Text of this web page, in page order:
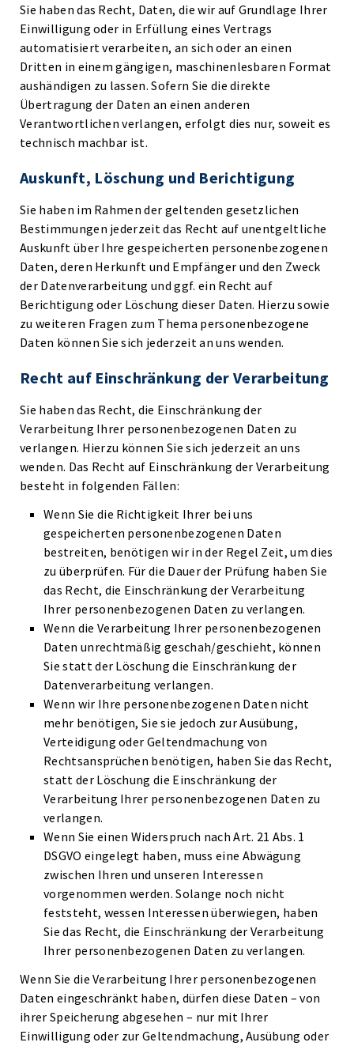
Sie haben das Recht, Daten, die wir auf Grundlage Ihrer
Einwilligung oder in Erfüllung eines Vertrags
automatisiert verarbeiten, an sich oder an einen
Dritten in einem gängigen, maschinenlesbaren Format
aushändigen zu lassen. Sofern Sie die direkte
Übertragung der Daten an einen anderen
Verantwortlichen verlangen, erfolgt dies nur, soweit es
technisch machbar ist.
Auskunft, Löschung und Berichtigung
Sie haben im Rahmen der geltenden gesetzlichen
Bestimmungen jederzeit das Recht auf unentgeltliche
Auskunft über Ihre gespeicherten personenbezogenen
Daten, deren Herkunft und Empfänger und den Zweck
der Datenverarbeitung und ggf. ein Recht auf
Berichtigung oder Löschung dieser Daten. Hierzu sowie
zu weiteren Fragen zum Thema personenbezogene
Daten können Sie sich jederzeit an uns wenden.
Recht auf Einschränkung der Verarbeitung
Sie haben das Recht, die Einschränkung der
Verarbeitung Ihrer personenbezogenen Daten zu
verlangen. Hierzu können Sie sich jederzeit an uns
wenden. Das Recht auf Einschränkung der Verarbeitung
besteht in folgenden Fällen:
Wenn Sie die Richtigkeit Ihrer bei uns
gespeicherten personenbezogenen Daten
bestreiten, benötigen wir in der Regel Zeit, um dies
zu überprüfen. Für die Dauer der Prüfung haben Sie
das Recht, die Einschränkung der Verarbeitung
Ihrer personenbezogenen Daten zu verlangen.
Wenn die Verarbeitung Ihrer personenbezogenen
Daten unrechtmäßig geschah/geschieht, können
Sie statt der Löschung die Einschränkung der
Datenverarbeitung verlangen.
Wenn wir Ihre personenbezogenen Daten nicht
mehr benötigen, Sie sie jedoch zur Ausübung,
Verteidigung oder Geltendmachung von
Rechtsansprüchen benötigen, haben Sie das Recht,
statt der Löschung die Einschränkung der
Verarbeitung Ihrer personenbezogenen Daten zu
verlangen.
Wenn Sie einen Widerspruch nach Art. 21 Abs. 1
DSGVO eingelegt haben, muss eine Abwägung
zwischen Ihren und unseren Interessen
vorgenommen werden. Solange noch nicht
feststeht, wessen Interessen überwiegen, haben
Sie das Recht, die Einschränkung der Verarbeitung
Ihrer personenbezogenen Daten zu verlangen.
Wenn Sie die Verarbeitung Ihrer personenbezogenen
Daten eingeschränkt haben, dürfen diese Daten – von
ihrer Speicherung abgesehen – nur mit Ihrer
Einwilligung oder zur Geltendmachung, Ausübung oder